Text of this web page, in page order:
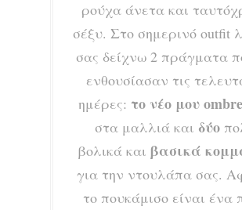
ρούχα άνετα και
σέξυ. Στο σημερινό outfit
σας δείχνω 2 πράγματα
ενθουσίασαν τις
ημέρες: το νέο μου
στα μαλλιά και δύο
βολικά και βασικά
για την ντουλάπα σας.
το πουκάμισο είναι ένα